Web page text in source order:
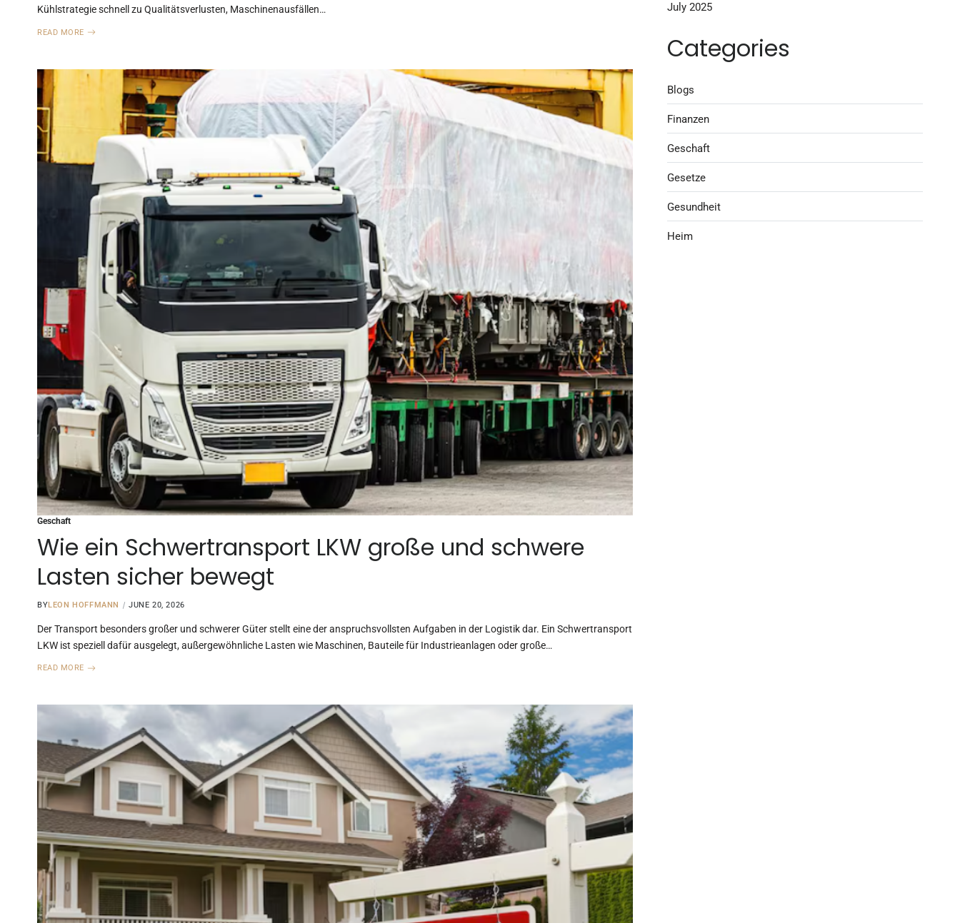
Kühlstrategie schnell zu Qualitätsverlusten, Maschinenausfällen…
READ MORE
Geschaft
Wie ein Schwertransport LKW große und schwere
Lasten sicher bewegt
BYLEON HOFFMANN JUNE 20, 2026
Der Transport besonders großer und schwerer Güter stellt eine der anspruchsvollsten Aufgaben in der Logistik dar. Ein Schwertransport
LKW ist speziell dafür ausgelegt, außergewöhnliche Lasten wie Maschinen, Bauteile für Industrieanlagen oder große…
READ MORE
July 2025
Categories
Blogs
Finanzen
Geschaft
Gesetze
Gesundheit
Heim